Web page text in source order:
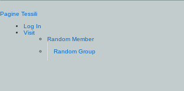
Pagine Tessili
Log In
Visit
Random Member
Random Group